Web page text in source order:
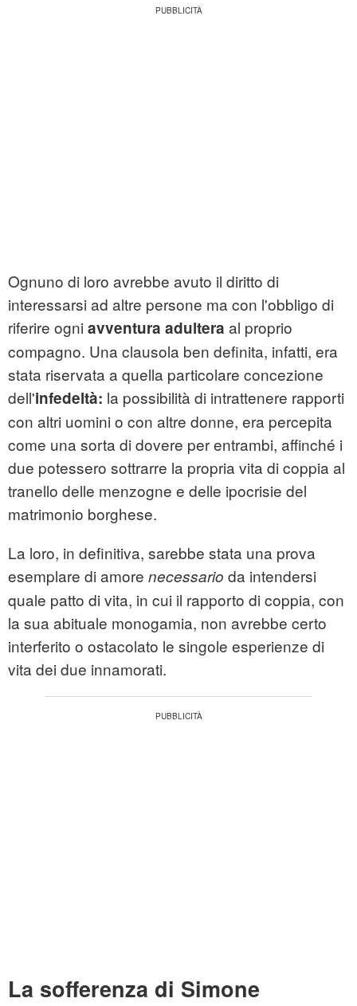
Ognuno di loro avrebbe avuto il diritto di
interessarsi ad altre persone ma con l'obbligo di
riferire ogni avventura adultera al proprio
compagno. Una clausola ben definita, infatti, era
stata riservata a quella particolare concezione
dell'infedeltà: la possibilità di intrattenere rapporti
con altri uomini o con altre donne, era percepita
come una sorta di dovere per entrambi, affinché i
due potessero sottrarre la propria vita di coppia al
tranello delle menzogne e delle ipocrisie del
matrimonio borghese.
La loro, in definitiva, sarebbe stata una prova
esemplare di amore necessario da intendersi
quale patto di vita, in cui il rapporto di coppia, con
la sua abituale monogamia, non avrebbe certo
interferito o ostacolato le singole esperienze di
vita dei due innamorati.
La sofferenza di Simone